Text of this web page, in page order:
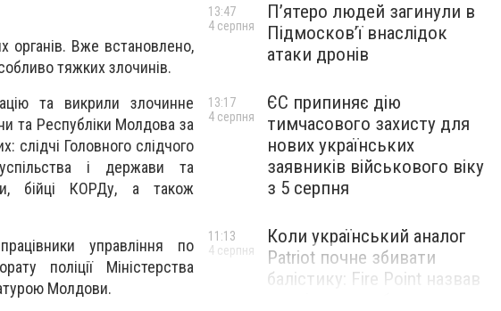
органів. Вже встановлено,
тяжких злочинів.
та викрили злочинне
та Республіки Молдова за
слідчі Головного слідчого
і держави та
бійці КОРДу, а також
управління по
поліції Міністерства
Молдови.
П’ятеро людей загинули в
Підмосков’ї внаслідок
атаки дронів
13:47
4 серпня
ЄС припиняє дію
тимчасового захисту для
нових українських
заявників військового віку
з 5 серпня
13:17
4 серпня
Коли український аналог
Patriot почне збивати
балістику: Fire Point назвав
11:13
4 серпня